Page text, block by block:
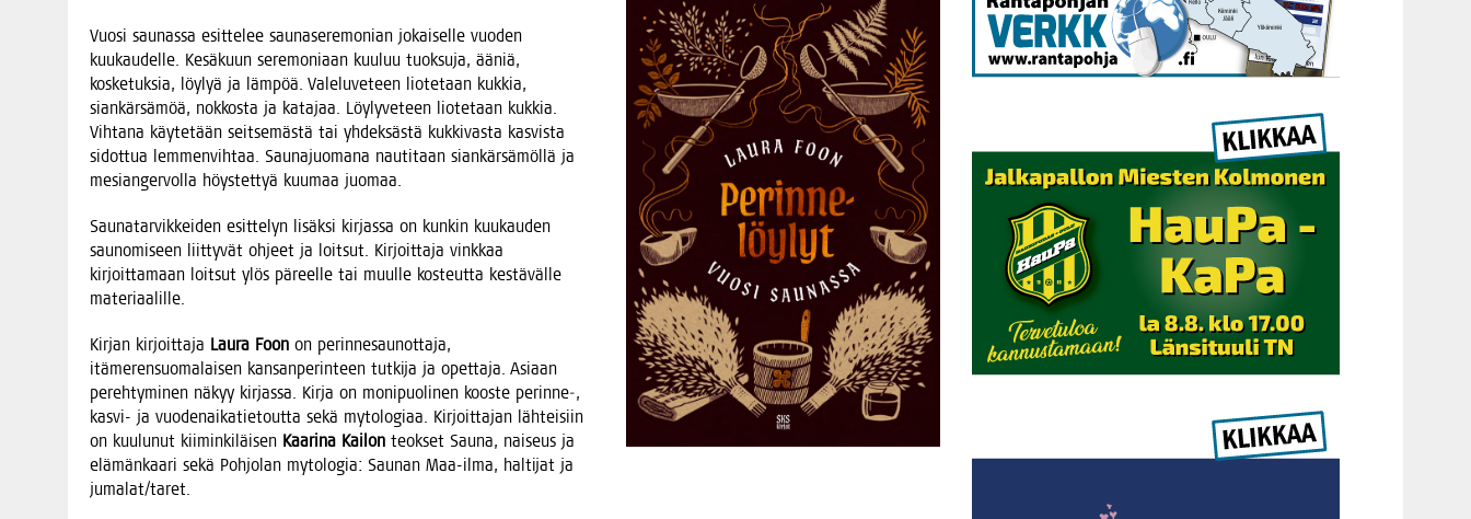
Vuo­si sau­nas­sa esit­te­lee sau­na­se­re­mo­nian jokai­sel­le vuo­den
kuu­kau­del­le. Kesä­kuun sere­mo­ni­aan kuu­luu tuok­su­ja, ääniä,
kos­ke­tuk­sia, löy­lyä ja läm­pöä. Vale­lu­ve­teen lio­te­taan kuk­kia,
sian­kär­sä­möä, nok­kos­ta ja kata­jaa. Löy­ly­ve­teen lio­te­taan kuk­kia.
Vih­ta­na käy­te­tään seit­se­mäs­tä tai yhdek­säs­tä kuk­ki­vas­ta kas­vis­ta
sidot­tua lem­men­vih­taa. Sau­na­juo­ma­na nau­ti­taan sian­kär­sä­möl­lä ja
mesian­ger­vol­la höys­tet­tyä kuu­maa juomaa.
Sau­na­tar­vik­kei­den esit­te­lyn lisäk­si kir­jas­sa on kun­kin kuu­kau­den
sau­no­mi­seen liit­ty­vät ohjeet ja loit­sut. Kir­joit­ta­ja vink­kaa
kir­joit­ta­maan loit­sut ylös päreel­le tai muul­le kos­teut­ta kes­tä­väl­le
materiaalille.
Kir­jan kir­joit­ta­ja Lau­ra Foon on perin­ne­sau­not­ta­ja,
itä­me­ren­suo­ma­lai­sen kan­san­pe­rin­teen tut­ki­ja ja opet­ta­ja. Asi­aan
pereh­ty­mi­nen näkyy kir­jas­sa. Kir­ja on moni­puo­li­nen koos­te perinne‑,
kas­vi- ja vuo­den­ai­ka­tie­tout­ta sekä myto­lo­gi­aa. Kir­joit­ta­jan läh­tei­siin
on kuu­lu­nut kii­min­ki­läi­sen Kaa­ri­na Kai­lon teok­set Sau­na, nai­seus ja
elä­män­kaa­ri sekä Poh­jo­lan myto­lo­gia: Sau­nan Maa-ilma, hal­ti­jat ja
jumalat/taret.